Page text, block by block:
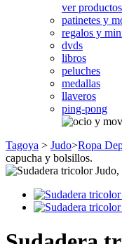
ver
patinetes y
regalos y
dvds
libros
peluches
medallas
llaveros
ping-pong
Tagoya > Judo>Ropa
capucha y bolsillos.